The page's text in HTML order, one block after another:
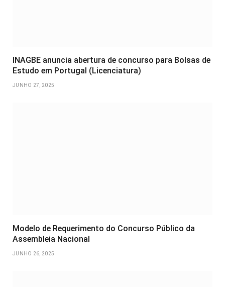
INAGBE anuncia abertura de concurso para Bolsas de
Estudo em Portugal (Licenciatura)
JUNHO 27, 2025
Modelo de Requerimento do Concurso Público da
Assembleia Nacional
JUNHO 26, 2025